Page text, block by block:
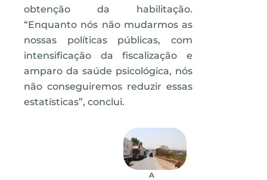
obtenção da habilitação.
“Enquanto nós não mudarmos as
nossas políticas públicas, com
intensificação da fiscalização e
amparo da saúde psicológica, nós
não conseguiremos reduzir essas
estatísticas”, conclui.
A